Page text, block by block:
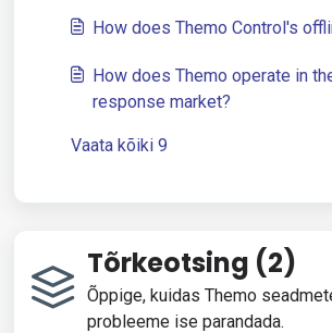
How does Themo Control's
How does Themo operate in
response market?
Vaata kõiki 9
Tõrkeotsing (2)
Õppige, kuidas Themo
probleeme ise parandada.